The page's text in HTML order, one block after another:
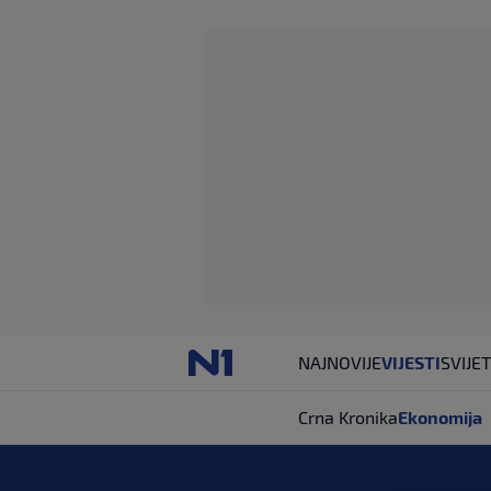
NAJNOVIJEVIJESTISVIJET
Crna KronikaEkonomija